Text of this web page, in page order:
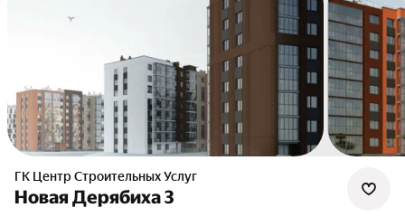
ГК Центр Строительных Услуг
Новая Дерябиха 3